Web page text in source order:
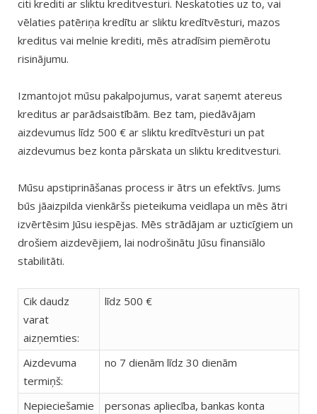
citi krediti ar sliktu kreditvesturi. Neskatoties uz to, vai
vēlaties patēriņa kredītu ar sliktu kredītvēsturi, mazos
kreditus vai melnie krediti, mēs atradīsim piemērotu
risinājumu.
Izmantojot mūsu pakalpojumus, varat saņemt atereus
kreditus ar parādsaistībām. Bez tam, piedāvājam
aizdevumus līdz 500 € ar sliktu kredītvēsturi un pat
aizdevumus bez konta pārskata un sliktu kreditvesturi.
Mūsu apstiprināšanas process ir ātrs un efektīvs. Jums
būs jāaizpilda vienkāršs pieteikuma veidlapa un mēs ātri
izvērtēsim Jūsu iespējas. Mēs strādājam ar uzticīgiem un
drošiem aizdevējiem, lai nodrošinātu Jūsu finansiālo
stabilitāti.
Cik daudz
varat
aizņemties:
līdz 500 €
Aizdevuma
termiņš:
no 7 dienām līdz 30 dienām
Nepieciešamie
personas apliecība, bankas konta